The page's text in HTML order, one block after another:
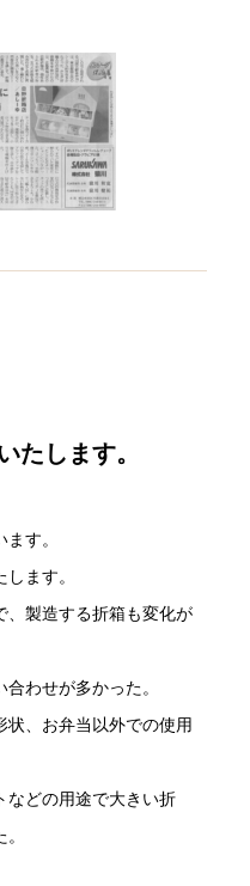
たします。
ます。
します。
、製造する折箱も変化が
合わせが多かった。
状、お弁当以外での使用
などの用途で大きい折
。